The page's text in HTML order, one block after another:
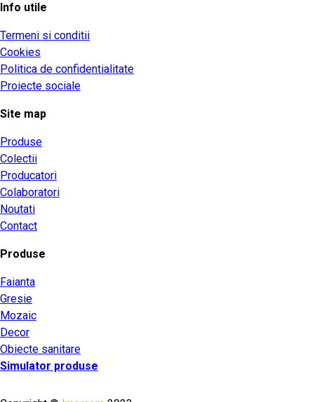
Info utile
Termeni si conditii
Cookies
Politica de confidentialitate
Proiecte sociale
Site map
Produse
Colectii
Producatori
Colaboratori
Noutati
Contact
Produse
Faianta
Gresie
Mozaic
Decor
Obiecte sanitare
Simulator produse